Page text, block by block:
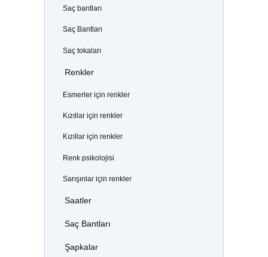
Saç bantları
Saç Bantları
Saç tokaları
Renkler
Esmerler için renkler
Kızıllar için renkler
Kızıllar için renkler
Renk psikolojisi
Sarışınlar için renkler
Saatler
Saç Bantları
Şapkalar